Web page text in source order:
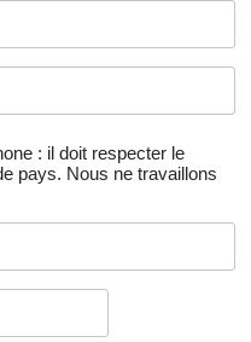
: il doit respecter le
pays. Nous ne travaillons